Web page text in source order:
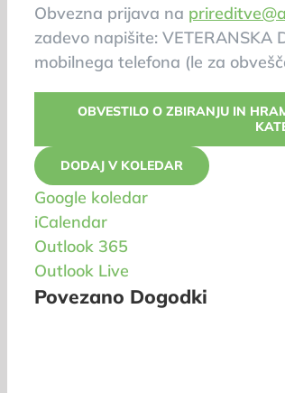
Obvezna prijava na
zadevo napišite: VETERANSKA
mobilnega telefona (le za
OBVESTILO O ZBIRANJU IN
DODAJ V KOLEDAR
Google koledar
iCalendar
Outlook 365
Outlook Live
Povezano Dogodki